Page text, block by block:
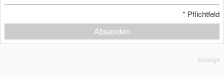
* Pflichtfeld
Absenden
Anzeige